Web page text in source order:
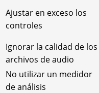
Ajustar en exceso los
controles
Ignorar la calidad de los
archivos de audio
No utilizar un medidor
de análisis